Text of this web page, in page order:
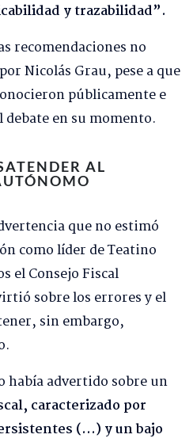
y trazabilidad”.
recomendaciones no
Nicolás Grau, pese a que
públicamente e
en su momento.
AL
que no estimó
como líder de Teatino
el Consejo Fiscal
sobre los errores y el
sin embargo,
había advertido sobre un
caracterizado por
(…) y un bajo